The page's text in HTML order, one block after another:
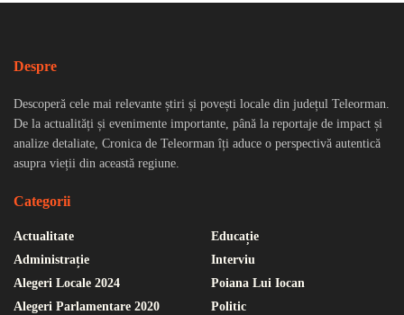
Despre
Descoperă cele mai relevante știri și povești locale din județul Teleorman.
De la actualități și evenimente importante, până la reportaje de impact și
analize detaliate, Cronica de Teleorman îți aduce o perspectivă autentică
asupra vieții din această regiune.
Categorii
Actualitate
Administrație
Alegeri Locale 2024
Alegeri Parlamentare 2020
Educație
Interviu
Poiana Lui Iocan
Politic